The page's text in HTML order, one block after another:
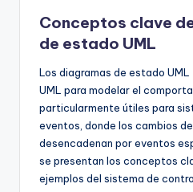
Conceptos clave
de estado UML
Los diagramas de estado
UML para modelar el
particularmente útiles para
eventos, donde los cambios
desencadenan por eventos
se presentan los conceptos
ejemplos del sistema de